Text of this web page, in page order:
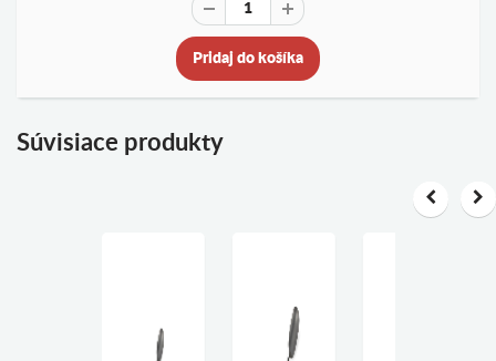
Pridaj do košíka
Súvisiace produkty